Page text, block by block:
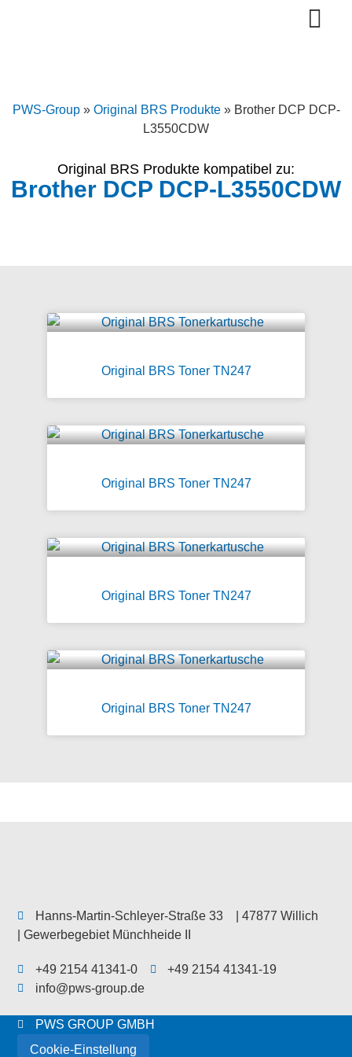
PWS-Group» Original BRS Produkte» Brother DCP DCP-
L3550CDW
Original BRS Produkte kompatibel zu:
Brother DCP DCP-L3550CDW
Original BRS Toner TN247
Original BRS Toner TN247
Original BRS Toner TN247
Original BRS Toner TN247
Hanns-Martin-Schleyer-Straße 33
| 47877 Willich
| Gewerbegebiet Münchheide II
+49 2154 41341-0
+49 2154 41341-19
info@pws-group.de
PWS GROUP GMBH
Cookie-Einstellung